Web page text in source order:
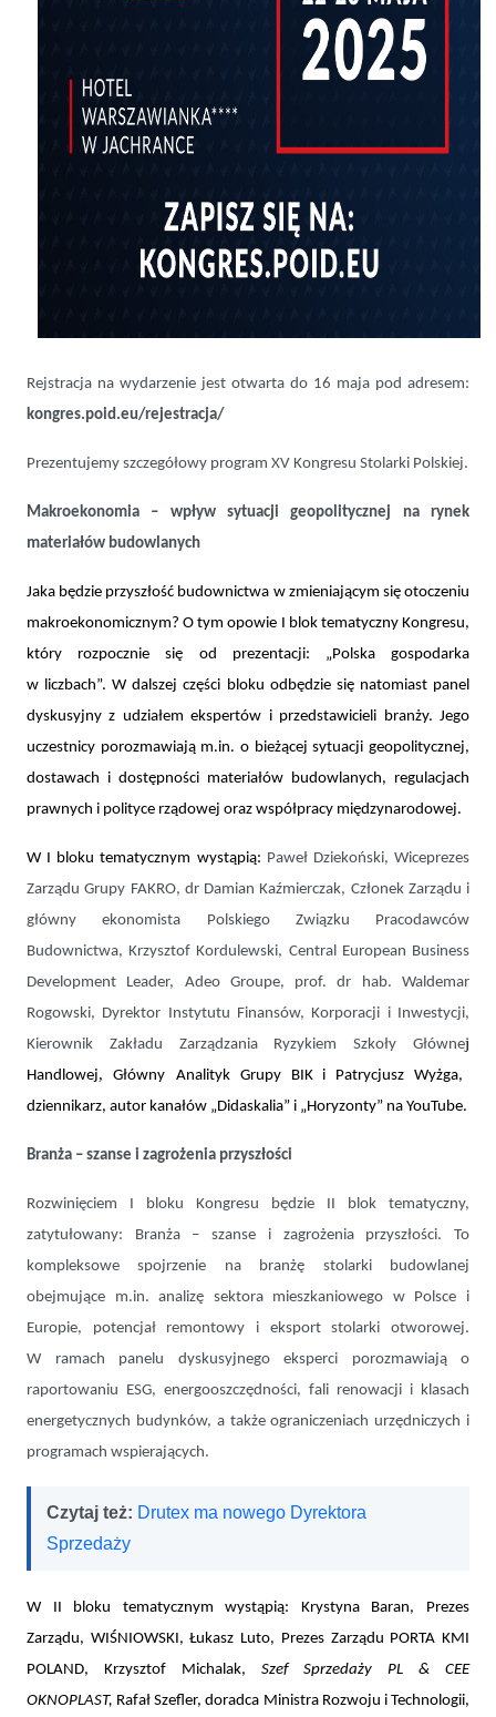
Rejstracja na wydarzenie jest otwarta do 16 maja pod adresem:
kongres.poid.eu/rejestracja/
Prezentujemy szczegółowy program XV Kongresu Stolarki Polskiej.
Makroekonomia – wpływ sytuacji geopolitycznej na rynek
materiałów budowlanych
Jaka będzie przyszłość budownictwa w zmieniającym się otoczeniu
makroekonomicznym? O tym opowie I blok tematyczny Kongresu,
który rozpocznie się od prezentacji: „Polska gospodarka
w liczbach”. W dalszej części bloku odbędzie się natomiast panel
dyskusyjny z udziałem ekspertów i przedstawicieli branży. Jego
uczestnicy porozmawiają m.in. o bieżącej sytuacji geopolitycznej,
dostawach i dostępności materiałów budowlanych, regulacjach
prawnych i polityce rządowej oraz współpracy międzynarodowej.
W I bloku tematycznym wystąpią: Paweł Dziekoński, Wiceprezes
Zarządu Grupy FAKRO, dr Damian Kaźmierczak, Członek Zarządu i
główny ekonomista Polskiego Związku Pracodawców
Budownictwa, Krzysztof Kordulewski, Central European Business
Development Leader, Adeo Groupe, prof. dr hab. Waldemar
Rogowski, Dyrektor Instytutu Finansów, Korporacji i Inwestycji,
Kierownik Zakładu Zarządzania Ryzykiem Szkoły Głównej
Handlowej, Główny Analityk Grupy BIKi Patrycjusz Wyżga,
dziennikarz, autor kanałów „Didaskalia” i „Horyzonty” na YouTube.
Branża – szanse i zagrożenia przyszłości
Rozwinięciem I bloku Kongresu będzie II blok tematyczny,
zatytułowany: Branża – szanse i zagrożenia przyszłości. To
kompleksowe spojrzenie na branżę stolarki budowlanej
obejmujące m.in. analizę sektora mieszkaniowego w Polsce i
Europie, potencjał remontowy i eksport stolarki otworowej.
W ramach panelu dyskusyjnego eksperci porozmawiają o
raportowaniu ESG, energooszczędności, fali renowacji i klasach
energetycznych budynków, a także ograniczeniach urzędniczych i
programach wspierających.
Czytaj też: Drutex ma nowego Dyrektora
Sprzedaży
W II bloku tematycznym wystąpią: KrystynaBaran, Prezes
Zarządu, WIŚNIOWSKI, Łukasz Luto, Prezes Zarządu PORTA KMI
POLAND, Krzysztof Michalak, Szef Sprzedaży PL & CEE
OKNOPLAST, Rafał Szefler, doradca Ministra Rozwoju i Technologii,